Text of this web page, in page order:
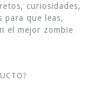
curiosidades,
para que leas,
el mejor zombie